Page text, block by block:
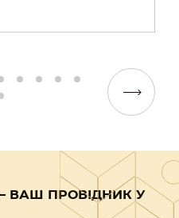
ВАШ ПРОВІДНИК У